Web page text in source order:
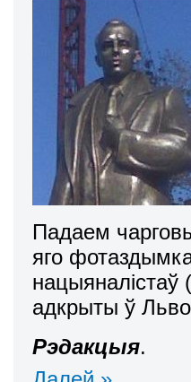
Падаем
яго
адкрыты ў
Рэдакцыя.